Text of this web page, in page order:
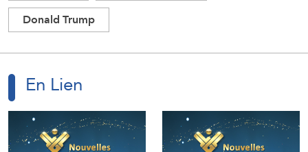
Donald Trump
En Lien